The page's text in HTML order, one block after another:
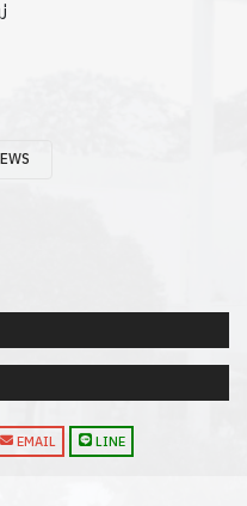
EMAIL LINE